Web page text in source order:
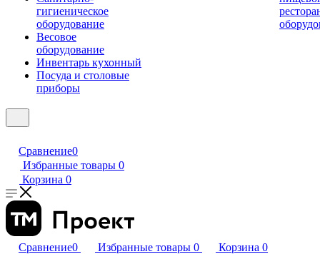
гигиеническое
оборудование
Весовое
оборудование
Инвентарь кухонный
Посуда и столовые
приборы
Сравнение0
Избранные товары 0
Корзина 0
Сравнение0 Избранные товары 0 Корзина 0